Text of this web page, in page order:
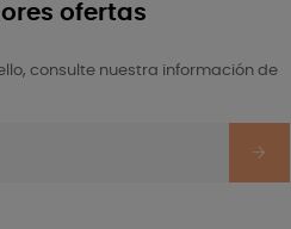
ofertas
consulte nuestra información de